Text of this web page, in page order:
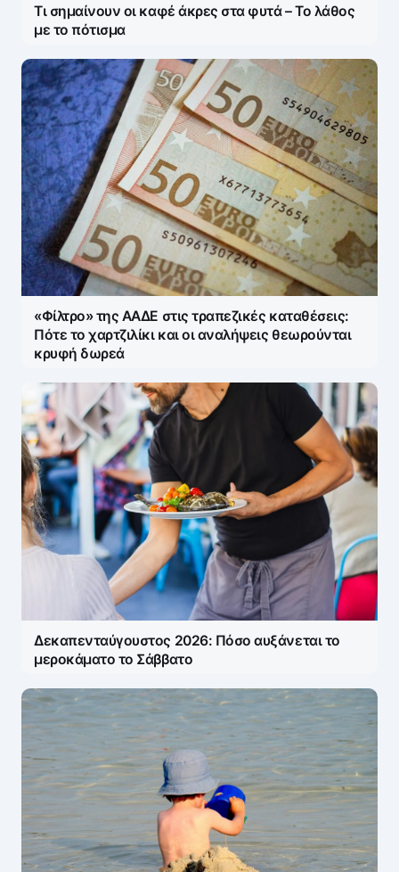
Name*
E-mail *
Save my name and e-mail in this browser for the
next time I comment.
Τι σημαίνουν οι καφέ άκρες στα φυτά – Το λάθος
με το πότισμα
«Φίλτρο» της ΑΑΔΕ στις τραπεζικές καταθέσεις:
Πότε το χαρτζιλίκι και οι αναλήψεις θεωρούνται
κρυφή δωρεά
Δεκαπενταύγουστος 2026: Πόσο αυξάνεται το
μεροκάματο το Σάββατο